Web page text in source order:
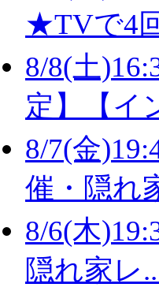
★TVで4
8/8(土
定】【イ
8/7(金
催・隠れ
8/6(木
隠れ家レ